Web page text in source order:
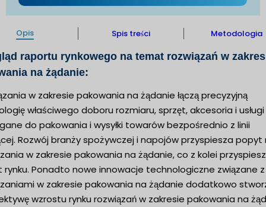
Opis Spis treści Metodologia
raportu rynkowego na temat rozwiązań w
na żądanie:
w zakresie pakowania na żądanie łączą precyzyjną
właściwego doboru rozmiaru, sprzęt, akcesoria i usługi
do pakowania i wysyłki towarów bezpośrednio z linii
Rozwój branży spożywczej i napojów przyspiesza popyt
w zakresie pakowania na żądanie, co z kolei
rynku. Ponadto nowe innowacje technologiczne związane z
w zakresie pakowania na żądanie dodatkowo
wzrostu rynku rozwiązań w zakresie pakowania na